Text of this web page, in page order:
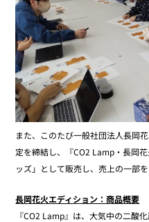
また、このたび一般社団法人長岡
定を締結し、『CO2 Lamp・長岡
ッズ」として販売し、売上の一部を
長岡花火エディション：商品概要
『CO2 Lamp』は、大気中の二酸